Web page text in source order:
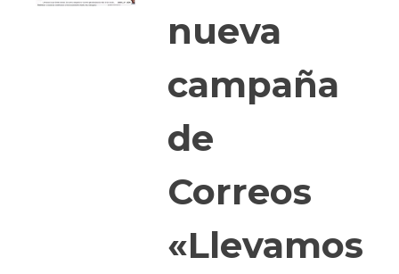
nueva
campaña
de
Correos
«Llevamos